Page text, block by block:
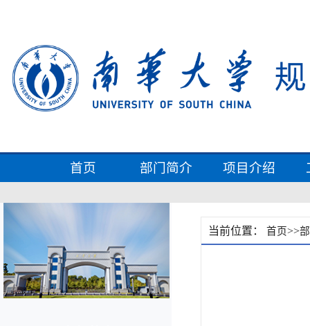
首页 部门简介 项目介绍
当前位置： 首页>>